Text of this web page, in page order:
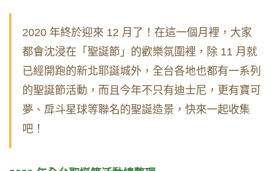
2020 年終於迎來 12 月了！在這一個月裡，大家
都會沈浸在「聖誕節」的歡樂氛圍裡，除 11 月就
已經開跑的新北耶誕城外，全台各地也都有一系列
的聖誕節活動，而且今年不只有迪士尼，更有寶可
夢、戽斗星球等聯名的聖誕造景，快來一起收集
吧！